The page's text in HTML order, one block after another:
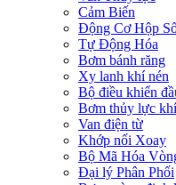
Cảm Biến
Động Cơ Hộp
Tự Động Hóa
Bơm bánh răng
Xy lanh khí nén
Bộ điều khiển
Bơm thủy lực
Van điện từ
Khớp nối Xoay
Bộ Mã Hóa
Đại lý Phân Phối